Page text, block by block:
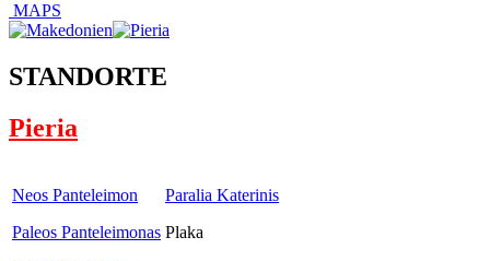
MAPS
STANDORTE
Pieria
Neos Panteleimon
Paleos Panteleimonas
Paralia Katerinis
Plaka